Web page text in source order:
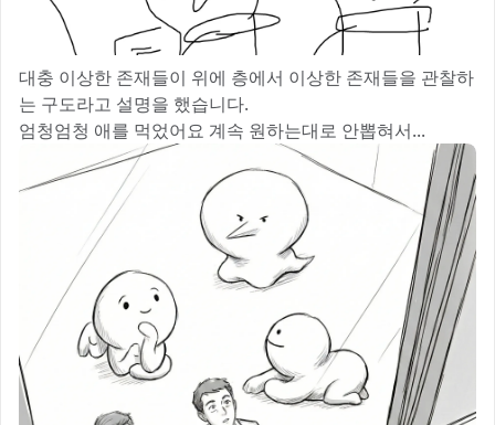
대충 이상한 존재들이 위에 층에서 이상한 존재들을 관찰하
는 구도라고 설명을 했습니다.
엄청엄청 애를 먹었어요 계속 원하는대로 안뽑혀서...